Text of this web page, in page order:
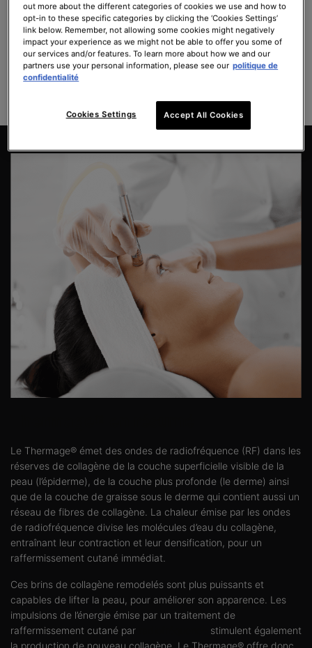
confrontées à des gonflements et/ou des rougeurs qui
disparaissent au bout de 24 heures4.
TROUVER UN PROFESSIONNEL
Le Thermage® émet des ondes de radiofréquence (RF) dans les
réserves de collagène de la couche superficielle visible de la
peau (l’épiderme), de la couche plus profonde (le derme) ainsi
que de la couche de graisse sous le derme qui contient aussi un
réseau de fibres de collagène. La chaleur émise par les ondes
de radiofréquence divise les molécules d’eau du collagène,
entraînant leur contraction et leur densification, pour un
raffermissement cutané immédiat.
Ces brins de collagène remodelés sont plus puissants et
capables de lifter la peau, pour améliorer son apparence. Les
impulsions de l’énergie émise par un traitement de
raffermissement cutané par
stimulent également
out more about the different categories of cookies we use and how to
opt-in to these specific categories by clicking the ‘Cookies Settings’
link below. Remember, not allowing some cookies might negatively
impact your experience as we might not be able to offer you some of
our services and/or features. To learn more about how we and our
partners use your personal information, please see our politique de
confidentialité
Cookies Settings Accept All Cookies